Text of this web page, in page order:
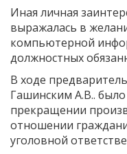
Иная личная
выражалась в
компьютерной
должностных
В ходе
Гашинским А.В..
прекращении
отношении
уголовной